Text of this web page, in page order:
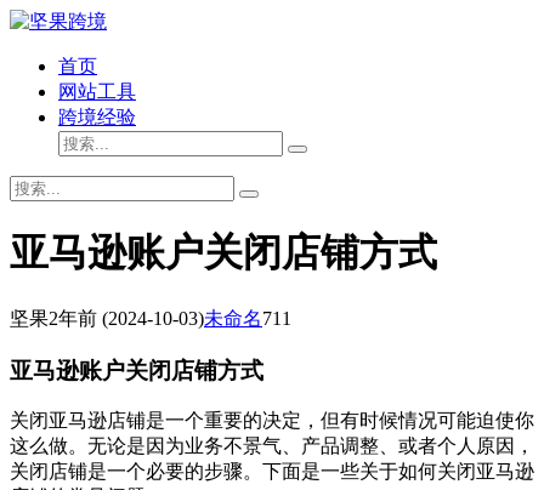
首页
网站工具
跨境经验
亚马逊账户关闭店铺方式
坚果2年前 (2024-10-03)未命名711
亚马逊账户关闭店铺方式
关闭亚马逊店铺是一个重要的决定，但有时候情况可能迫使你
这么做。无论是因为业务不景气、产品调整、或者个人原因，
关闭店铺是一个必要的步骤。下面是一些关于如何关闭亚马逊